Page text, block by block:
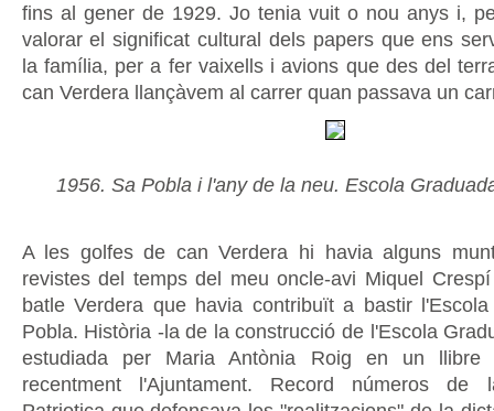
fins al gener de 1929. Jo tenia vuit o nou anys i,
valorar el significat cultural dels papers que ens
la família, per a fer vaixells i avions que des del
can Verdera llançàvem al carrer quan passava un
1956. Sa Pobla i l'any de la neu. Escola
A les golfes de can Verdera hi havia alguns
revistes del temps del meu oncle-avi Miquel
batle Verdera que havia contribuït a bastir
Pobla. Història -la de la construcció de l'Escola
estudiada per Maria Antònia Roig en un llibre
recentment l'Ajuntament. Record números